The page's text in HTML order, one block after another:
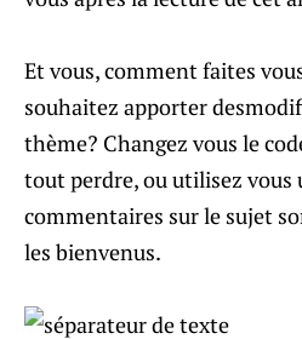
Et vous, comment faites
souhaitez apporter
thème? Changez vous le
tout perdre, ou utilisez vous
commentaires sur le sujet
les bienvenus.